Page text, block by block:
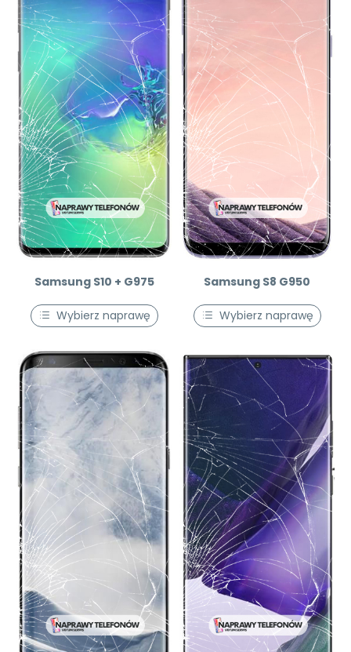
Samsung S10 + G975
Wybierz naprawę
Samsung S8 G950
Wybierz naprawę